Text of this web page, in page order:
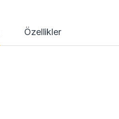
Özellikler